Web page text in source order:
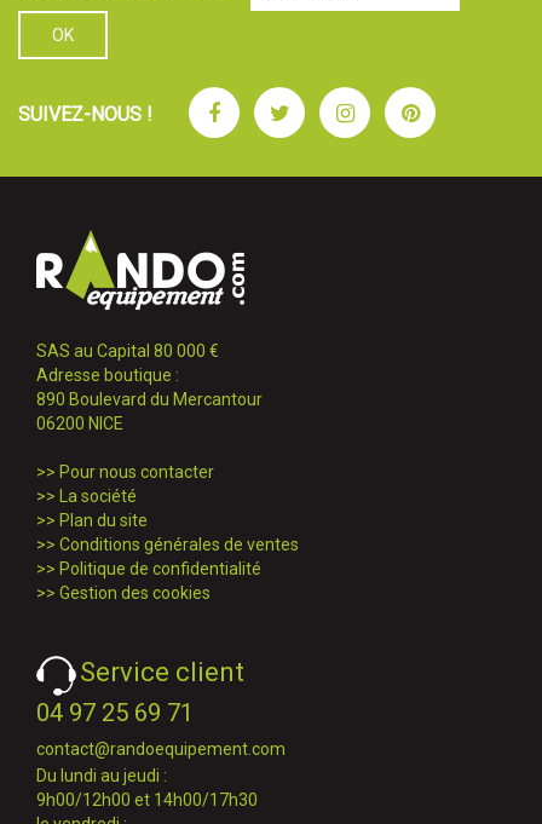
SUIVEZ-NOUS ! FacebookTwitterInstagramPinterest
SAS au Capital 80 000 €
Adresse boutique :
890 Boulevard du Mercantour
06200 NICE
>> Pour nous contacter
>> La société
>> Plan du site
>> Conditions générales de ventes
>> Politique de confidentialité
>> Gestion des cookies
Service client
04 97 25 69 71
contact@randoequipement.com
Du lundi au jeudi :
9h00/12h00 et 14h00/17h30